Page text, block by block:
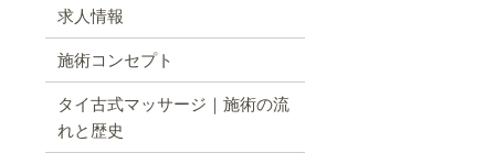
求人情報
施術コンセプト
タイ古式マッサージ｜施術の流
れと歴史